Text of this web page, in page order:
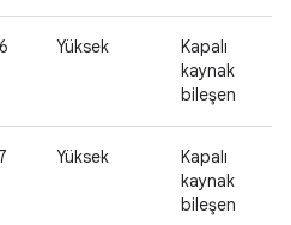
Yüksek
Kapalı
kaynak
bileşen
Yüksek
Kapalı
kaynak
bileşen